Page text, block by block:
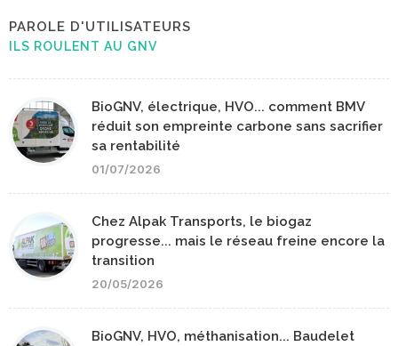
PAROLE D'UTILISATEURS
ILS ROULENT AU GNV
BioGNV, électrique, HVO... comment BMV
réduit son empreinte carbone sans sacrifier
sa rentabilité
01/07/2026
Chez Alpak Transports, le biogaz
progresse... mais le réseau freine encore la
transition
20/05/2026
BioGNV, HVO, méthanisation... Baudelet